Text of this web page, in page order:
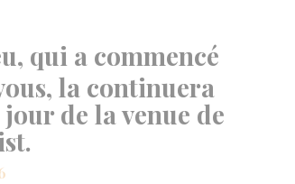
qui a commencé
la continuera
de la venue de